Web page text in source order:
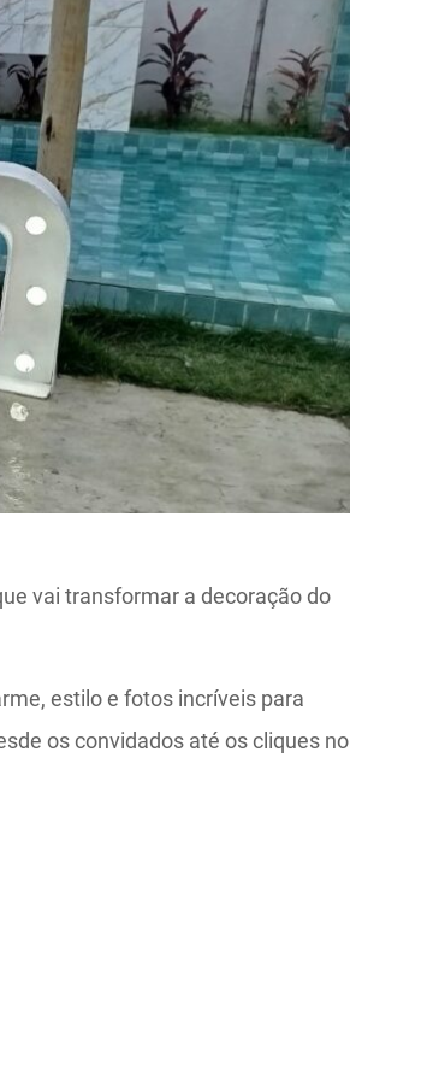
vai transformar a decoração do
estilo e fotos incríveis para
os convidados até os cliques no